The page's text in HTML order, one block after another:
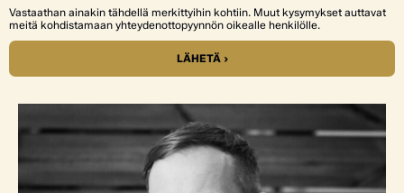
Vastaathan ainakin tähdellä merkittyihin kohtiin. Muut kysymykset auttavat
meitä kohdistamaan yhteydenottopyynnön oikealle henkilölle.
LÄHETÄ ›